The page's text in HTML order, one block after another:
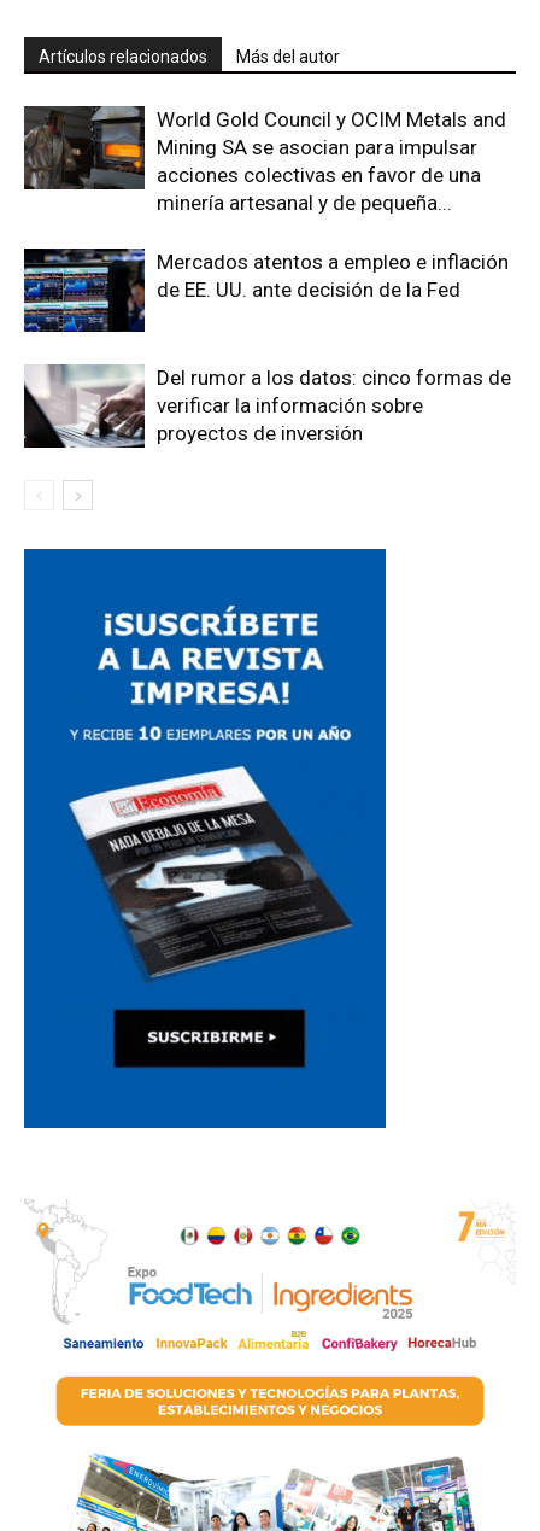
Artículos relacionados Más del autor
World Gold Council y OCIM Metals and
Mining SA se asocian para impulsar
acciones colectivas en favor de una
minería artesanal y de pequeña...
Mercados atentos a empleo e inflación
de EE. UU. ante decisión de la Fed
Del rumor a los datos: cinco formas de
verificar la información sobre
proyectos de inversión